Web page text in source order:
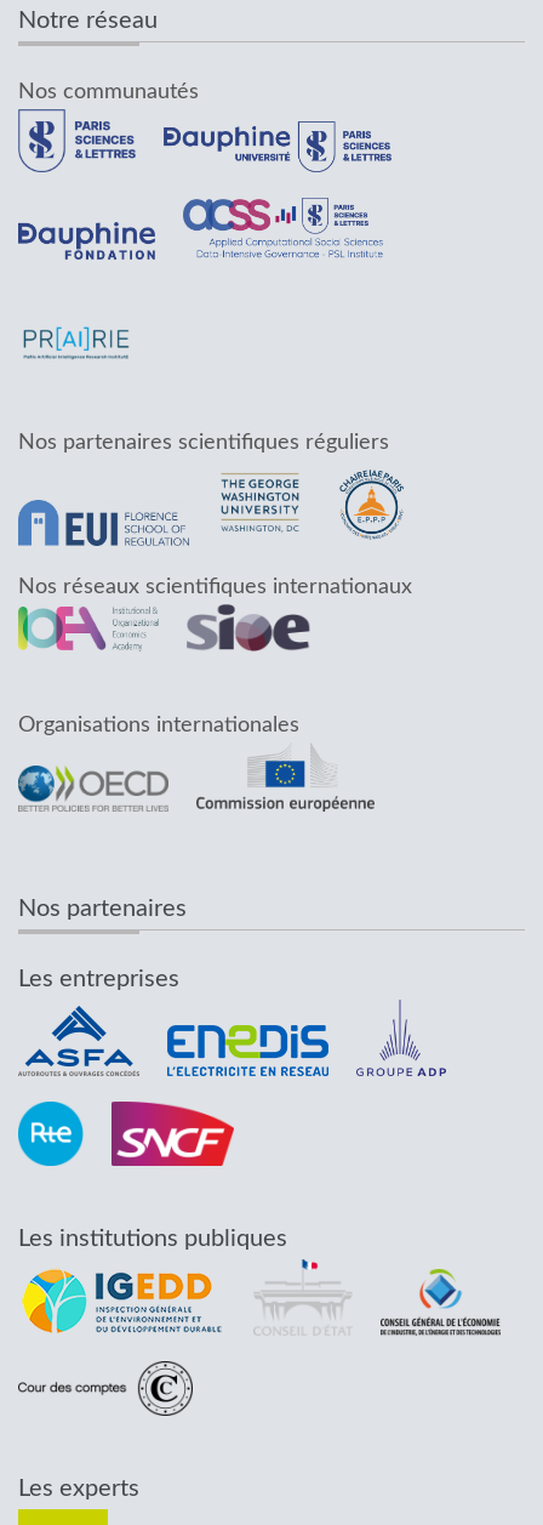
Notre réseau
Nos communautés
Nos partenaires scientifiques réguliers
Nos réseaux scientifiques internationaux
Organisations internationales
Nos partenaires
Les entreprises
Les institutions publiques
Les experts